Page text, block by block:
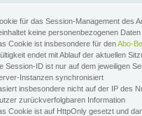
für das Session-Management des
keine personenbezogenen Daten
Cookie ist insbesondere für denAbo-
endet mit Ablauf der aktuellen
Session-ID ist nur auf dem jeweiligen
Instanzen synchronisiert
insbesondere nicht auf der IP des
zurückverfolgbaren Information
Cookie ist auf HttpOnly gesetzt und